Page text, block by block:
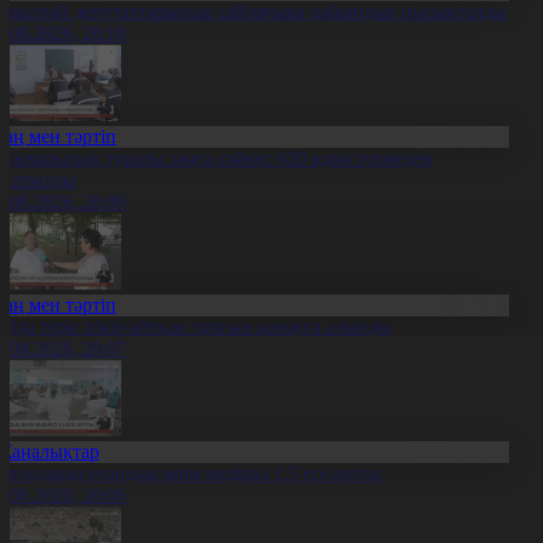
депутаттарының сайлауына дайындық пысықталды
20:10
мен тәртіп
туралы заңға сәйкес 620 адам түрмеден
20:09
мен тәртіп
теріс пікір айтқан тұрғын қамауға алынды
20:07
отандық өнім өндірісі 1,5 есе артты
20:06